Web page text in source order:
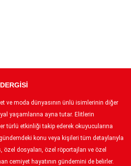
ve moda dünyasının ünlü isimlerinin diğer
yaşamlarına ayna tutar. Elitlerin
türlü etkinliği takip ederek okuyucularına
konu veya kişileri tüm detaylarıyla
özel dosyaları, özel röportajları ve özel
cemiyet hayatının gündemini de belirler.